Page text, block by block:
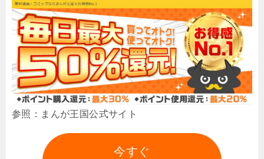
参照：まんが王国公式サイト
今すぐ